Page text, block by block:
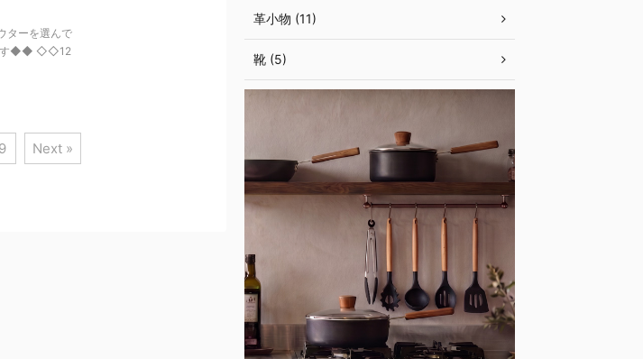
ターを選んで
ます◆◆ ◇◇12
Next »
革小物 (11)
靴 (5)